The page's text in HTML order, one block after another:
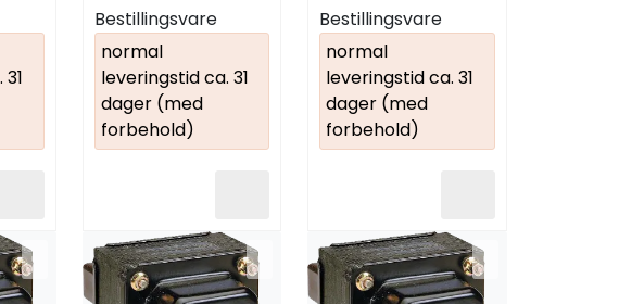
Bestillingsvare
normal
leveringstid ca. 31
dager (med
forbehold)
Bestillingsvare
normal
leveringstid ca. 31
dager (med
forbehold)